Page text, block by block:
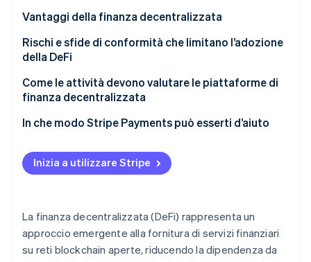
Stripe Sessions 2026
Scopri come Stripe sta costruendo l'infrastruttura
Guarda ora
Vantaggi della finanza decentralizzata
Rischi e sfide di conformità che limitano l’adozione
della DeFi
Come le attività devono valutare le piattaforme di
finanza decentralizzata
In che modo Stripe Payments può esserti d’aiuto
Inizia a utilizzare Stripe
La finanza decentralizzata (DeFi) rappresenta un
approccio emergente alla fornitura di servizi finanziari
su reti blockchain aperte, riducendo la dipendenza da